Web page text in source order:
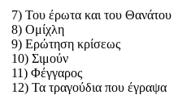
7) Του έρωτα και του Θανάτου
8) Ομίχλη
9) Ερώτηση κρίσεως
10) Σιμούν
11) Φέγγαρος
12) Τα τραγούδια που έγραψα